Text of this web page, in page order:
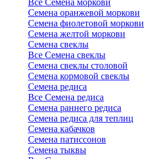
Все Семена моркови
Семена оранжевой моркови
Семена фиолетовой моркови
Семена желтой моркови
Семена свеклы
Все Семена свеклы
Семена свеклы столовой
Семена кормовой свеклы
Семена редиса
Все Семена редиса
Семена раннего редиса
Семена редиса для теплиц
Семена кабачков
Семена патиссонов
Семена тыквы